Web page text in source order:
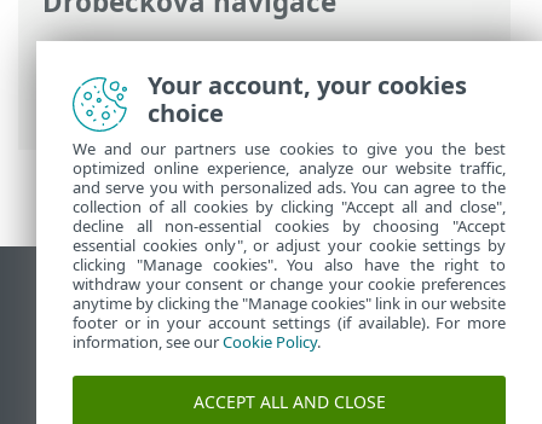
ESET Online nápověda>ESET Small
Business Security>Práce s ESET Small
Business Security
Zobrazit verzi pro počítač
End of Life
ESET Databáze znalostí
ESET Forum
Your account, your cookies
choice
We and our partners use cookies to give you the best
optimized online experience, analyze our website traffic,
and serve you with personalized ads. You can agree to the
collection of all cookies by clicking "Accept all and close",
decline all non-essential cookies by choosing "Accept
essential cookies only", or adjust your cookie settings by
clicking "Manage cookies". You also have the right to
withdraw your consent or change your cookie preferences
anytime by clicking the "Manage cookies" link in our website
footer or in your account settings (if available). For more
information, see ourCookie Policy.
ACCEPT ALL AND CLOSE